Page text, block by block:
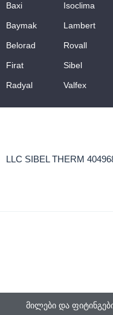
Baxi
Baymak
Belorad
Firat
Radyal
Isoclima
Lambert
Rovall
Sibel
Valfex
LLC SIBEL THERM
მილები და